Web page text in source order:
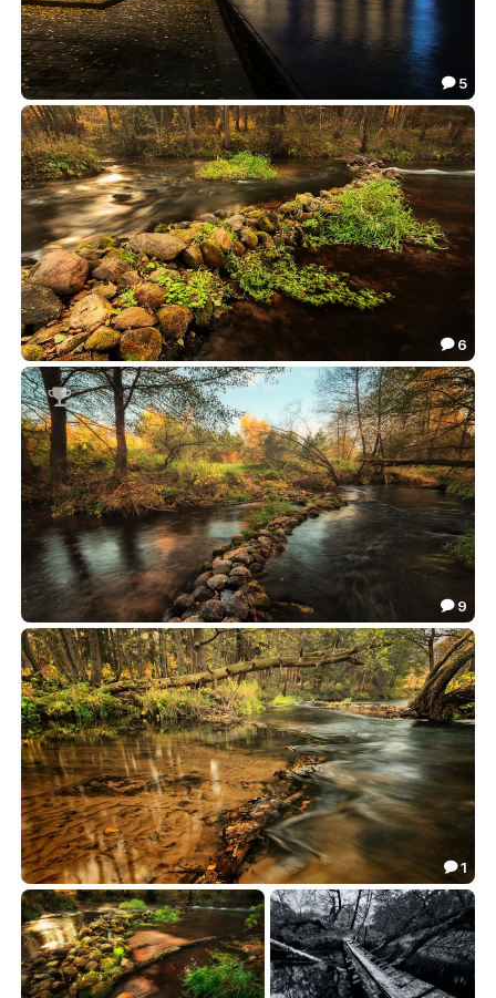
***
15.80
 5
***
 15.73
 6

***
51.95
 9
***
21.36
 1